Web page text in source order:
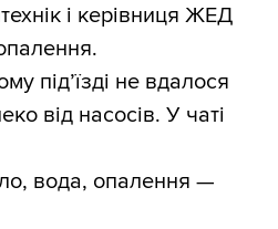
і керівниця ЖЕД
під’їзді не вдалося
від насосів. У чаті
вода, опалення —